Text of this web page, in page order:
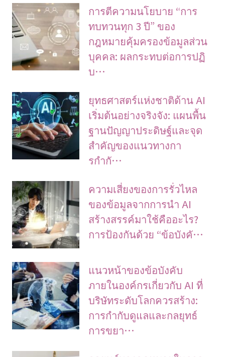
การตีความนโยบาย “การ
ทบทวนทุก 3 ปี” ของ
กฎหมายคุ้มครองข้อมูลส่วน
บุคคล: ผลกระทบต่อการปฏิ
บ…
ยุทธศาสตร์แห่งชาติด้าน AI
เริ่มต้นอย่างจริงจัง: แผนพื้น
ฐานปัญญาประดิษฐ์และจุด
สำคัญของแนวทางกา
รกำกั…
ความเสี่ยงของการรั่วไหล
ของข้อมูลจากการนำ AI
สร้างสรรค์มาใช้คืออะไร?
การป้องกันด้วย “ข้อบังคั…
แนวหน้าของข้อบังคับ
ภายในองค์กรเกี่ยวกับ AI ที่
บริษัทระดับโลกควรสร้าง:
การกำกับดูแลและกลยุทธ์
การขยา…